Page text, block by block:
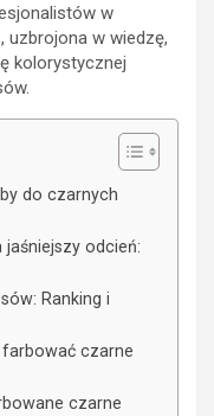
w
uzbrojona w wiedzę,
kolorystycznej
do czarnych
jaśniejszy odcień:
Ranking i
czarne
czarne